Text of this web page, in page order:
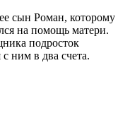
сын Роман, которому
на помощь матери.
подросток
ним в два счета.